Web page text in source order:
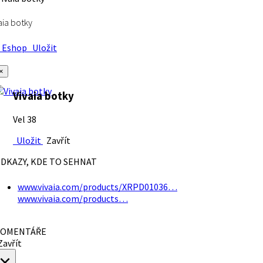
botky
Uložit
Vivaia botky
Vel 38
Uložit Zavřít
KDE TO SEHNAT
www.vivaia.com/products/XRPD01036…
www.vivaia.com/products…